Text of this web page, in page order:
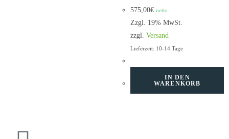
575,00€ netto
Zzgl. 19% MwSt.
zzgl.Versand
Lieferzeit: 10-14 Tage
IN DEN
WARENKORB